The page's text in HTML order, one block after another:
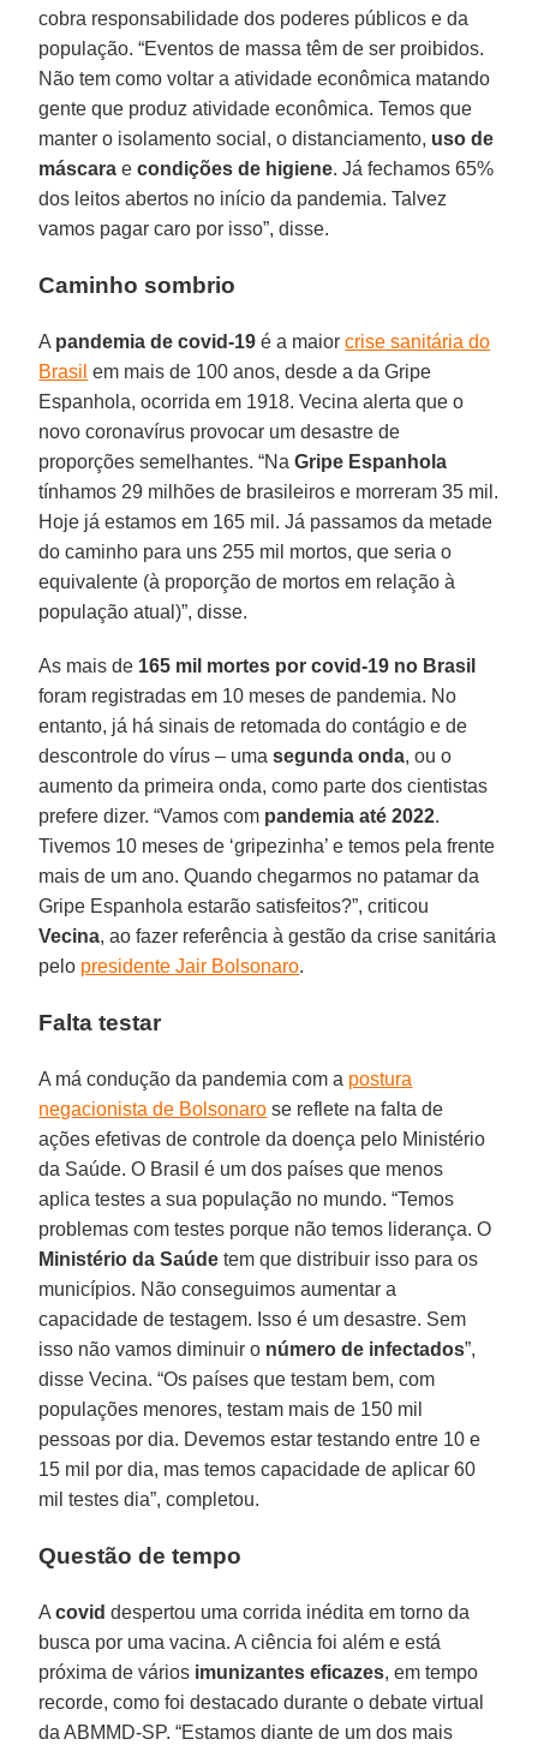
cobra responsabilidade dos poderes públicos e da
população. “Eventos de massa têm de ser proibidos.
Não tem como voltar a atividade econômica matando
gente que produz atividade econômica. Temos que
manter o isolamento social, o distanciamento, uso de
máscara econdições de higiene. Já fechamos 65%
dos leitos abertos no início da pandemia. Talvez
vamos pagar caro por isso”, disse.
Caminho sombrio
A pandemia de covid-19 é a maiorcrise sanitária do
Brasil em mais de 100 anos, desde a da Gripe
Espanhola, ocorrida em 1918. Vecina alerta que o
novo coronavírus provocar um desastre de
proporções semelhantes. “NaGripe Espanhola
tínhamos 29 milhões de brasileiros e morreram 35 mil.
Hoje já estamos em 165 mil. Já passamos da metade
do caminho para uns 255 mil mortos, que seria o
equivalente (à proporção de mortos em relação à
população atual)”, disse.
As mais de 165 mil mortes por covid-19 no Brasil
foram registradas em 10 meses de pandemia. No
entanto, já há sinais de retomada do contágio e de
descontrole do vírus – umasegunda onda, ou o
aumento da primeira onda, como parte dos cientistas
prefere dizer. “Vamos com pandemia até 2022.
Tivemos 10 meses de ‘gripezinha’ e temos pela frente
mais de um ano. Quando chegarmos no patamar da
Gripe Espanhola estarão satisfeitos?”, criticou
Vecina, ao fazer referência à gestão da crise sanitária
pelo presidente Jair Bolsonaro.
Falta testar
A má condução da pandemia com a postura
negacionista de Bolsonaro se reflete na falta de
ações efetivas de controle da doença pelo Ministério
da Saúde. O Brasil é um dos países que menos
aplica testes a sua população no mundo. “Temos
problemas com testes porque não temos liderança. O
Ministério da Saúde tem que distribuir isso para os
municípios. Não conseguimos aumentar a
capacidade de testagem. Isso é um desastre. Sem
isso não vamos diminuir o número de infectados”,
disse Vecina. “Os países que testam bem, com
populações menores, testam mais de 150 mil
pessoas por dia. Devemos estar testando entre 10 e
15 mil por dia, mas temos capacidade de aplicar 60
mil testes dia”, completou.
Questão de tempo
Acovid despertou uma corrida inédita em torno da
busca por uma vacina. A ciência foi além e está
próxima de vários imunizantes eficazes, em tempo
recorde, como foi destacado durante o debate virtual
da ABMMD-SP. “Estamos diante de um dos mais